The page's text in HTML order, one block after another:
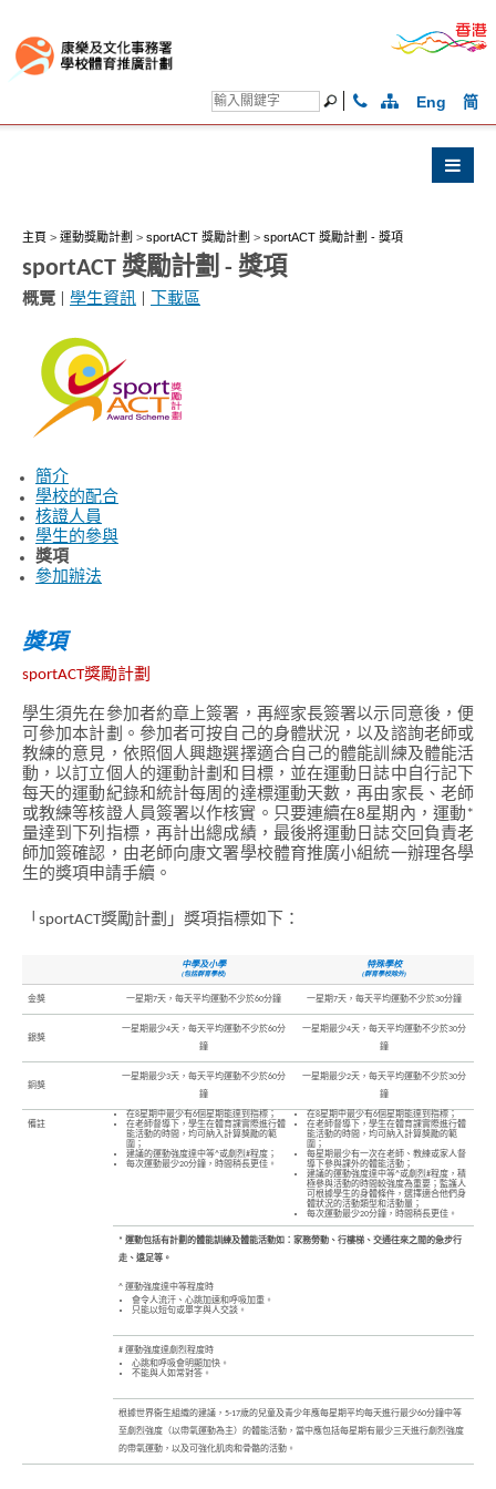
Eng 简
主頁 > 運動獎勵計劃 > sportACT 獎勵計劃 > sportACT 獎勵計劃 - 獎項
sportACT 獎勵計劃 - 獎項
概覽 學生資訊 下載區
簡介
學校的配合
核證人員
學生的參與
獎項
參加辦法
獎項
sportACT獎勵計劃
學生須先在參加者約章上簽署，再經家長簽署以示同意後，便
可參加本計劃。參加者可按自己的身體狀況，以及諮詢老師或
教練的意見，依照個人興趣選擇適合自己的體能訓練及體能活
動，以訂立個人的運動計劃和目標，並在運動日誌中自行記下
每天的運動紀錄和統計每周的達標運動天數，再由家長、老師
或教練等核證人員簽署以作核實。只要連續在8星期內，運動*
量達到下列指標，再計出總成績，最後將運動日誌交回負責老
師加簽確認，由老師向康文署學校體育推廣小組統一辦理各學
生的獎項申請手續。
「sportACT獎勵計劃」獎項指標如下：
中學及小學
(包括群育學校)
特殊學校
(群育學校除外)
金獎 一星期7天，每天平均運動不少於60分鐘 一星期7天，每天平均運動不少於30分鐘
銀獎
一星期最少4天，每天平均運動不少於60分
鐘
一星期最少4天，每天平均運動不少於30分
鐘
銅獎
一星期最少3天，每天平均運動不少於60分
鐘
一星期最少2天，每天平均運動不少於30分
鐘
備註
在8星期中最少有6個星期能達到指標；
在老師督導下，學生在體育課實際進行體
能活動的時間，均可納入計算獎勵的範
圍；
建議的運動強度達中等^或劇烈#程度；
每次運動最少20分鐘，時間稍長更佳。
在8星期中最少有6個星期能達到指標；
在老師督導下，學生在體育課實際進行體
能活動的時間，均可納入計算獎勵的範
圍；
每星期最少有一次在老師、教練或家人督
導下參與課外的體能活動；
建議的運動強度達中等^或劇烈#程度，積
極參與活動的時間較強度為重要；監護人
可根據學生的身體條件，選擇適合他們身
體狀況的活動類型和活動量；
每次運動最少20分鐘，時間稍長更佳。
* 運動包括有計劃的體能訓練及體能活動如：家務勞動、行樓梯、交通往來之間的急步行
走、遠足等。
^ 運動強度達中等程度時
會令人流汗、心跳加速和呼吸加重。
只能以短句或單字與人交談。
# 運動強度達劇烈程度時
心跳和呼吸會明顯加快。
不能與人如常對答。
根據世界衞生組織的建議，5-17歲的兒童及青少年應每星期平均每天進行最少60分鐘中等
至劇烈強度（以帶氧運動為主）的體能活動，當中應包括每星期有最少三天進行劇烈強度
的帶氧運動，以及可強化肌肉和骨骼的活動。